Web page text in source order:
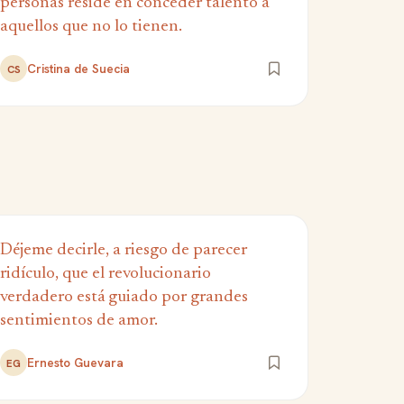
aquellos que no lo tienen.
CS Cristina de Suecia
Déjeme decirle, a riesgo de parecer
ridículo, que el revolucionario
verdadero está guiado por grandes
sentimientos de amor.
EG Ernesto Guevara